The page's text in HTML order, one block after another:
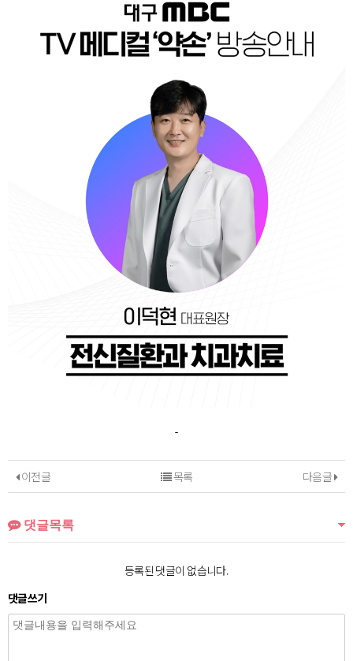
이전글 다음글
목록
댓글목록
등록된 댓글이 없습니다.
댓글쓰기